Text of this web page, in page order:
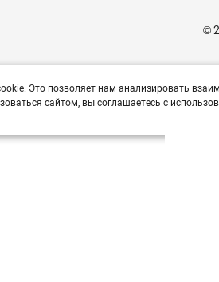
©
Это позволяет нам анализировать
сайтом, вы соглашаетесь с